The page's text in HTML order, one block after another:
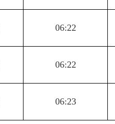
06:22
06:22
06:23